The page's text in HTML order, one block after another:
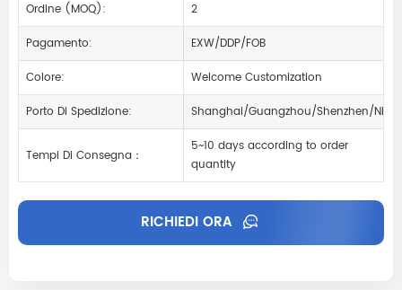
Ordine (MOQ):
2
Pagamento:
EXW/DDP/FOB
Colore:
Welcome Customization
Porto Di Spedizione:
Shanghai/Guangzhou/Shenzhen/
Tempi Di Consegna：
5~10 days according to order
quantity
RICHIEDI ORA